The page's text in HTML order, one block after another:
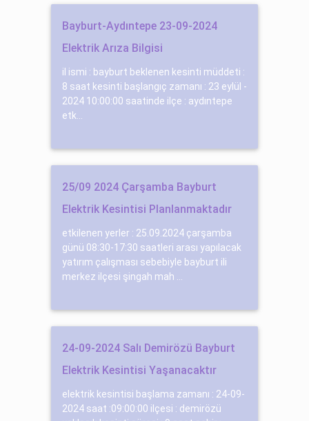
Bayburt-Aydıntepe 23-09-2024
Elektrik Arıza Bilgisi
il ismi : bayburt beklenen kesinti müddeti :
8 saat kesinti başlangıç zamanı : 23 eylül -
2024 10:00:00 saatinde ilçe : aydıntepe
etk...
25/09 2024 Çarşamba Bayburt
Elektrik Kesintisi Planlanmaktadır
etkilenen yerler : 25.09.2024 çarşamba
günü 08:30-17:30 saatleri arası yapılacak
yatırım çalışması sebebiyle bayburt ili
merkez ilçesi şingah mah ...
24-09-2024 Salı Demirözü Bayburt
Elektrik Kesintisi Yaşanacaktır
elektrik kesintisi başlama zamanı : 24-09-
2024 saat :09:00:00 ilçesi : demirözü